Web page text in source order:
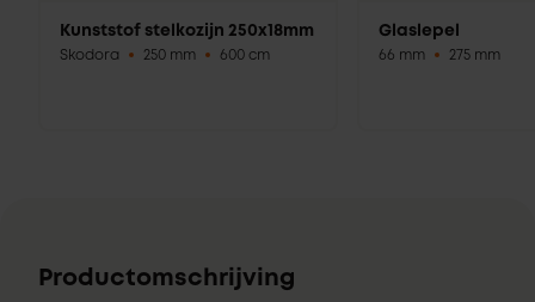
Kunststof stelkozijn 250x18mm
Skodora 250 mm 600 cm
Glaslepel
66 mm 275 mm
Productomschrijving